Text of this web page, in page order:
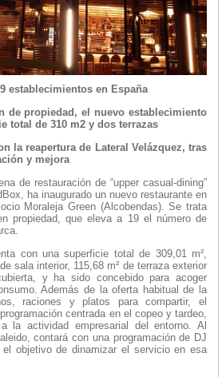
establecimientos en España
de propiedad, el nuevo establecimiento
total de 310 m2 y dos terrazas
la reapertura de Lateral Velázquez, tras
y mejora
de restauración de “upper casual-dining”
ha inaugurado un nuevo restaurante en
Moraleja Green (Alcobendas). Se trata
propiedad, que eleva a 19 el número de
con una superficie total de 309,01 m²,
sala interior, 115,68 m² de terraza exterior
y ha sido concebido para acoger
Además de la oferta habitual de la
raciones y platos para compartir, el
centrada en el copeo y tardeo,
la actividad empresarial del entorno. Al
contará con una programación de DJ
objetivo de dinamizar el servicio en esa